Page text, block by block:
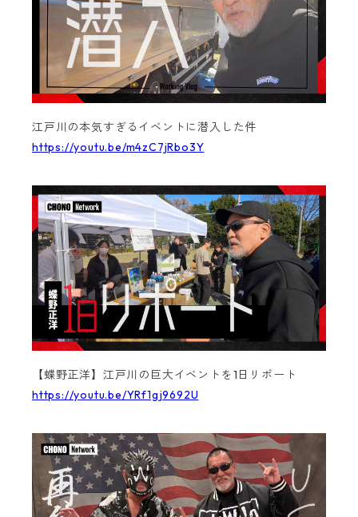
江戸川の本気すぎるイベントに潜入した件
https://youtu.be/m4zC7jRbo3Y
【蝶野正洋】江戸川の巨大イベントを1日リポート
https://youtu.be/YRf1gj9692U